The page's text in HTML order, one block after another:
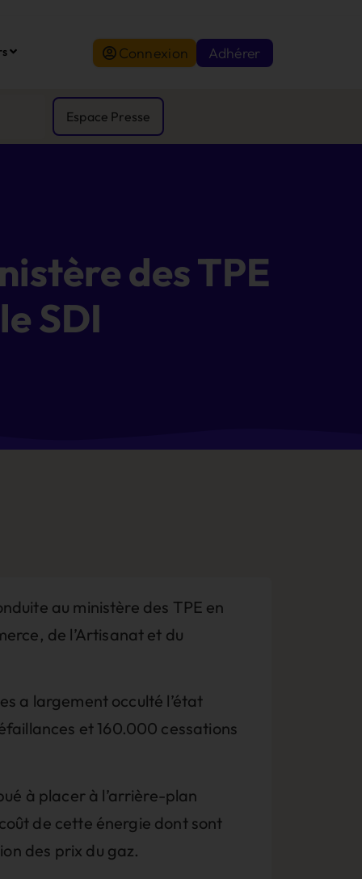
Connexion Adhérer
Espace Presse
des TPE
SDI
au ministère des TPE en
de l’Artisanat et du
a largement occulté l’état
et 160.000 cessations
à placer à l’arrière-plan
de cette énergie dont sont
des prix du gaz.